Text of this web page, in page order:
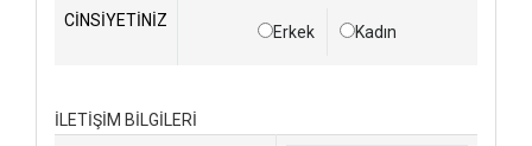
CİNSİYETİNİZ
Erkek Kadın
İLETİŞİM BİLGİLERİ